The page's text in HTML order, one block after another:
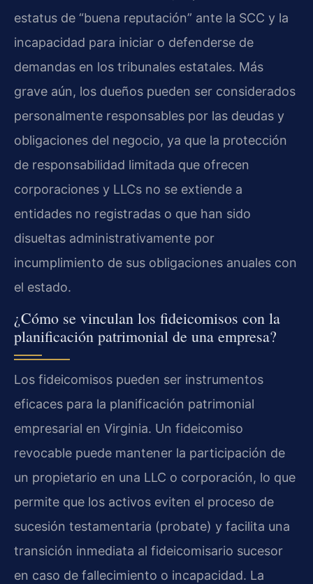
estatus de “buena reputación” ante la SCC y la
incapacidad para iniciar o defenderse de
demandas en los tribunales estatales. Más
grave aún, los dueños pueden ser considerados
personalmente responsables por las deudas y
obligaciones del negocio, ya que la protección
de responsabilidad limitada que ofrecen
corporaciones y LLCs no se extiende a
entidades no registradas o que han sido
disueltas administrativamente por
incumplimiento de sus obligaciones anuales con
el estado.
¿Cómo se vinculan los fideicomisos con la
planificación patrimonial de una empresa?
Los fideicomisos pueden ser instrumentos
eficaces para la planificación patrimonial
empresarial en Virginia. Un fideicomiso
revocable puede mantener la participación de
un propietario en una LLC o corporación, lo que
permite que los activos eviten el proceso de
sucesión testamentaria (probate) y facilita una
transición inmediata al fideicomisario sucesor
en caso de fallecimiento o incapacidad. La